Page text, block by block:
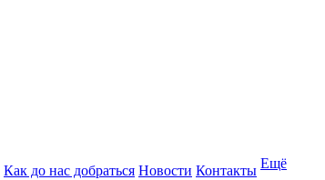
Как до нас добраться Новости Контакты Ещё